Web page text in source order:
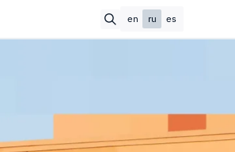
en ru es